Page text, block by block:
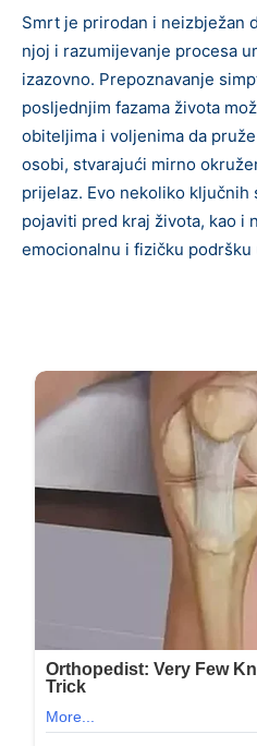
Smrt je prirodan i neizbježan
njoj i razumijevanje procesa
izazovno. Prepoznavanje
posljednjim fazama života
obiteljima i voljenima da
osobi, stvarajući mirno
prijelaz. Evo nekoliko ključnih
pojaviti pred kraj života, kao i
emocionalnu i fizičku podršku